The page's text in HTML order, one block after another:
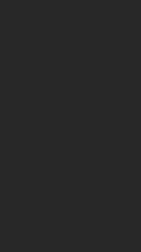
flexiblen
SMS? Oder darf es
kein Problem.
Tarifoptionen: